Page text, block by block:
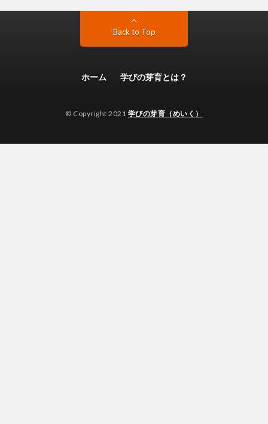
Back to Top
ホーム 学びの芽育とは？
© Copyright 2021 学びの芽育（めいく）